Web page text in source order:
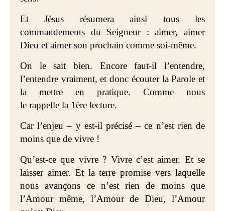
Et Jésus résumera ainsi tous les
commandements du Seigneur : aimer, aimer
Dieu et aimer son prochain comme soi-même.
On le sait bien. Encore faut-il l’entendre,
l’entendre vraiment, et donc écouter la Parole et
la mettre en pratique. Comme nous
le rappelle la 1ère lecture.
Car l’enjeu – y est-il précisé – ce n’est rien de
moins que de vivre !
Qu’est-ce que vivre ? Vivre c’est aimer. Et se
laisser aimer. Et la terre promise vers laquelle
nous avançons ce n’est rien de moins que
l’Amour même, l’Amour de Dieu, l’Amour